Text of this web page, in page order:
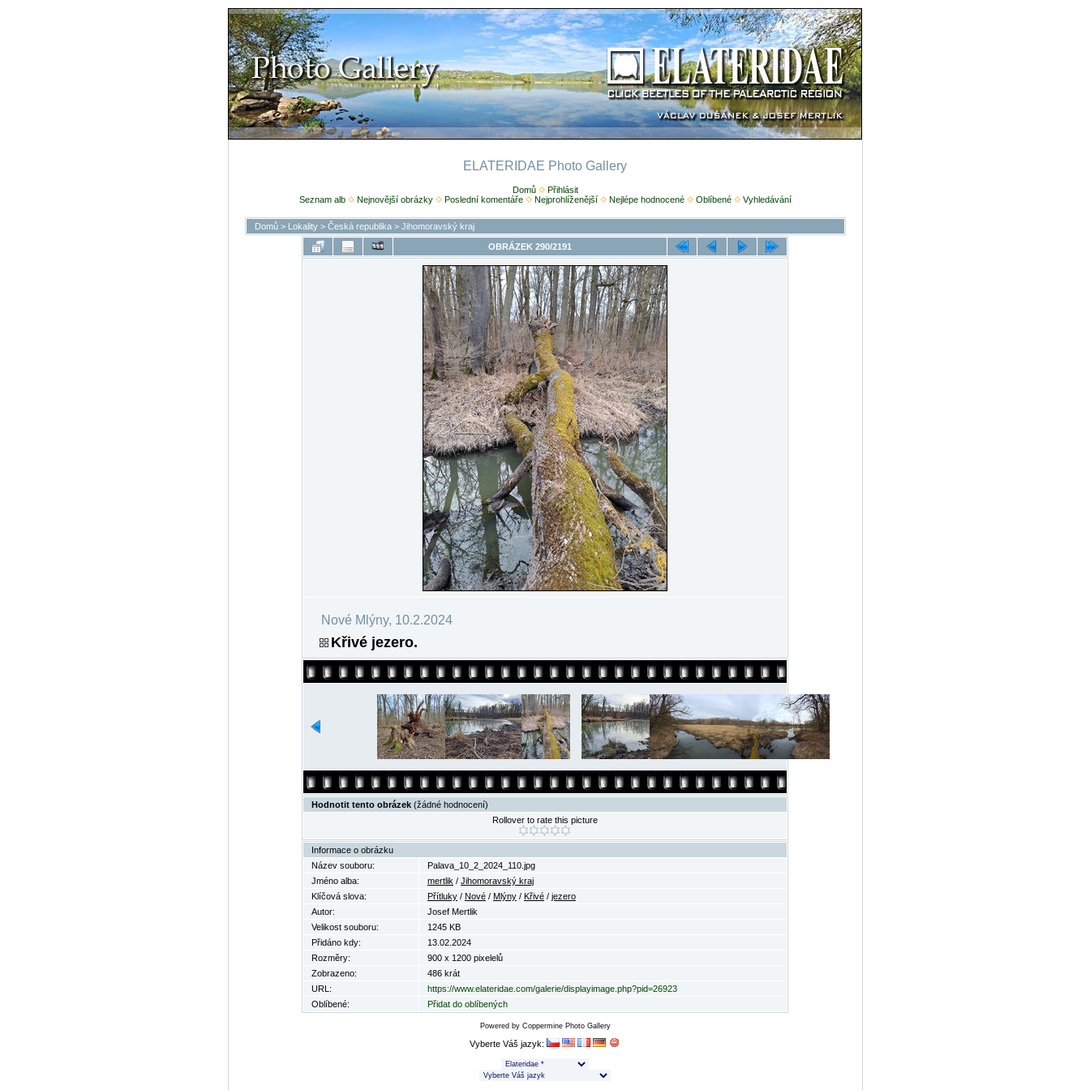
ELATERIDAE Photo Gallery
Domů
Přihlásit
Seznam alb
Nejnovější obrázky Poslední komentáře Nejprohlíženější Nejlépe hodnocené Oblíbené Vyhledávání
Domů> Lokality> Česká republika> Jihomoravský kraj
OBRÁZEK 290/2191
Nové Mlýny, 10.2.2024
Křivé jezero.
Hodnotit tento obrázek (žádné hodnocení)
Rollover to rate this picture
Informace o obrázku
Název souboru:
Palava_10_2_2024_110.jpg
Jméno alba:
mertlik / Jihomoravský kraj
Klíčová slova:
Přítluky / Nové / Mlýny / Křivé / jezero
Autor:
Josef Mertlik
Velikost souboru:
1245 KB
Přidáno kdy:
13.02.2024
Rozměry:
900 x 1200 pixelelů
Zobrazeno:
486 krát
URL:
https://www.elateridae.com/galerie/displayimage.php?pid=26923
Oblíbené:
Přidat do oblíbených
Powered by Coppermine Photo Gallery
Vyberte Váš jazyk: